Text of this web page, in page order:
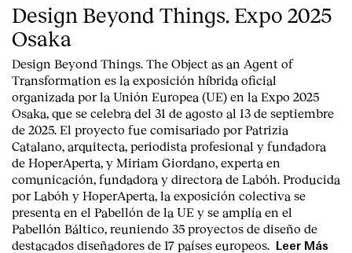
Design Beyond Things. Expo 2025
Osaka
Design Beyond Things. The Object as an Agent of
Transformation es la exposición híbrida oficial
organizada por la Unión Europea (UE) en la Expo 2025
Osaka , que se celebra del 31 de agosto al 13 de septiembre
de 2025 . El proyecto fue comisariado porPatrizia
Catalano , arquitecta, periodista profesional y fundadora
de HoperAperta, y Miriam Giordano , experta en
comunicación, fundadora y directora de Labóh. Producida
porLabóh y HoperAperta, la exposición colectiva se
presenta en el Pabellón de la UE y se amplía en el
Pabellón Báltico , reuniendo 35 proyectos de diseño de
destacados diseñadores de 17 países europeos Leer Más